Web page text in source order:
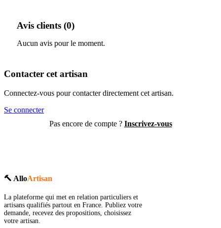
Avis clients (0)
Aucun avis pour le moment.
Contacter cet artisan
Connectez-vous pour contacter directement cet artisan.
Se connecter
Pas encore de compte ? Inscrivez-vous
🔨 AlloArtisan
La plateforme qui met en relation particuliers et
artisans qualifiés partout en France. Publiez votre
demande, recevez des propositions, choisissez
votre artisan.